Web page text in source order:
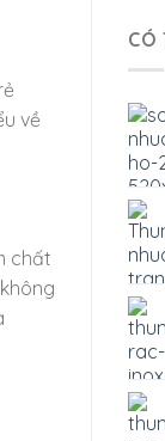
về
chất
CÓ